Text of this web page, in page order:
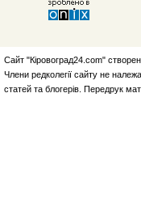
Сайт "Кіровоград24.com"
Члени редколегії сайту не
статей та блогерів. Передрук